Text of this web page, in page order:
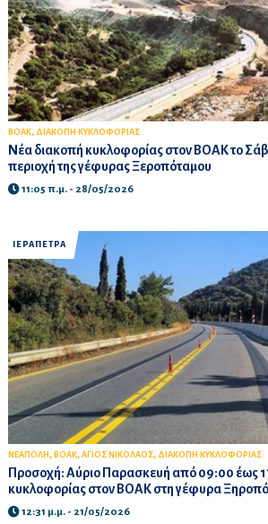
ΒΟΑΚ, ΔΙΑΚΟΠΗ ΚΥΚΛΟΦΟΡΙΑΣ
Νέα διακοπή κυκλοφορίας στον ΒΟΑΚ το
περιοχή της γέφυρας Ξεροπόταμου
11:05 π.μ. - 28/05/2026
ΙΕΡΑΠΕΤΡΑ
ΝΕΑΠΟΛΗ , ΒΟΑΚ, ΑΓΙΟΣ ΝΙΚΟΛΑΟΣ, ΔΙΑΚΟΠΗ ΚΥΚΛΟΦΟΡΙΑΣ
Προσοχή: Αύριο Παρασκευή από 09:00 έως
κυκλοφορίας στον ΒΟΑΚ στη γέφυρα
12:31 μ.μ. - 21/05/2026